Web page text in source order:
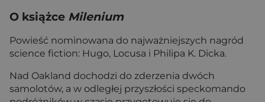
O książce Milenium
Powieść nominowana do najważniejszych nagród
science fiction: Hugo, Locusa i Philipa K. Dicka.
Nad Oakland dochodzi do zderzenia dwóch
samolotów, a w odległej przyszłości speckomando